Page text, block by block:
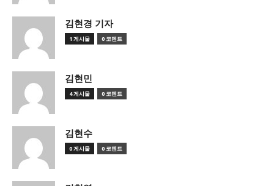
김현경 기자
1 게시물 0 코멘트
김현민
4 게시물 0 코멘트
김현수
0 게시물 0 코멘트